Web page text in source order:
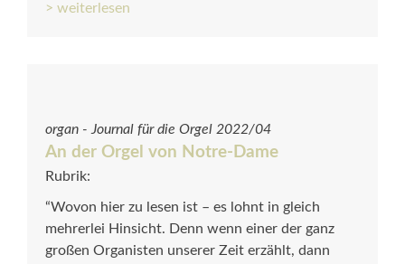
> weiterlesen
organ - Journal für die Orgel 2022/04
An der Orgel von Notre-Dame
Rubrik:
“Wovon hier zu lesen ist – es lohnt in gleich
mehrerlei Hinsicht. Denn wenn einer der ganz
großen Organisten unserer Zeit erzählt, dann